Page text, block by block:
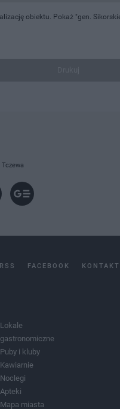
obiektu. Pokaż "gen.
RSS FACEBOOK KONTAKT
Lokale
gastronomiczne
Puby i kluby
Kawiarnie
Noclegi
Apteki
Mapa miasta